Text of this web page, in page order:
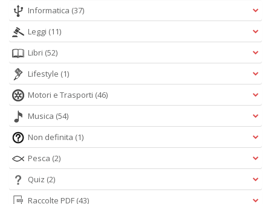
Informatica (37)
Leggi (11)
Libri (52)
Lifestyle (1)
Motori e Trasporti (46)
Musica (54)
Non definita (1)
Pesca (2)
Quiz (2)
Raccolte PDF (43)